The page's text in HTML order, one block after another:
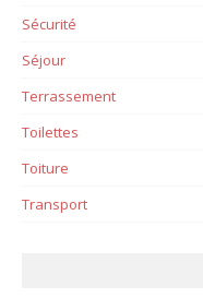
Sécurité
Séjour
Terrassement
Toilettes
Toiture
Transport